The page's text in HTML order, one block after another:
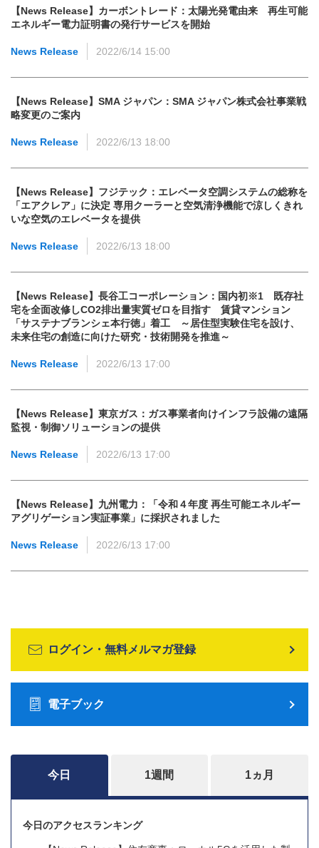
【News Release】カーボントレード：太陽光発電由来 再生可能
エネルギー電力証明書の発行サービスを開始
News Release 2022/6/14 15:00
【News Release】SMA ジャパン：SMA ジャパン株式会社事業戦
略変更のご案内
News Release 2022/6/13 18:00
【News Release】フジテック：エレベータ空調システムの総称を
「エアクレア」に決定 専用クーラーと空気清浄機能で涼しくきれ
いな空気のエレベータを提供
News Release 2022/6/13 18:00
【News Release】長谷工コーポレーション：国内初※1 既存社
宅を全面改修しCO2排出量実質ゼロを目指す 賃貸マンション
「サステナブランシェ本行徳」着工 ～居住型実験住宅を設け、
未来住宅の創造に向けた研究・技術開発を推進～
News Release 2022/6/13 17:00
【News Release】東京ガス：ガス事業者向けインフラ設備の遠隔
監視・制御ソリューションの提供
News Release 2022/6/13 17:00
【News Release】九州電力：「令和４年度 再生可能エネルギー
アグリゲーション実証事業」に採択されました
News Release 2022/6/13 17:00
ログイン・無料メルマガ登録
電子ブック
今日 1週間 1ヵ月
今日のアクセスランキング